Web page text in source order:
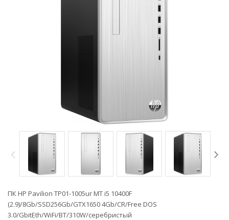
ПК HP Pavilion TP01-1005ur MT i5 10400F
(2.9)/8Gb/SSD256Gb/GTX1650 4Gb/CR/Free DOS
3.0/GbitEth/WiFi/BT/310W/серебристый